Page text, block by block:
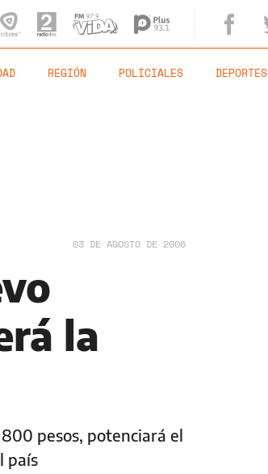
REGIÓN POLICIALES DEPORTES
03 DE AGOSTO DE 2006
la
pesos, potenciará el
país